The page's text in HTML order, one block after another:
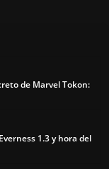
de Marvel Tokon:
1.3 y hora del